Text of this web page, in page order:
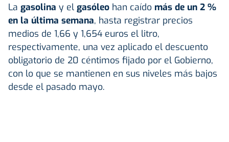
La gasolina y el gasóleo han caído más de un 2 %
en la última semana, hasta registrar precios
medios de 1,66 y 1,654 euros el litro,
respectivamente, una vez aplicado el descuento
obligatorio de 20 céntimos fijado por el Gobierno,
con lo que se mantienen en sus niveles más bajos
desde el pasado mayo.